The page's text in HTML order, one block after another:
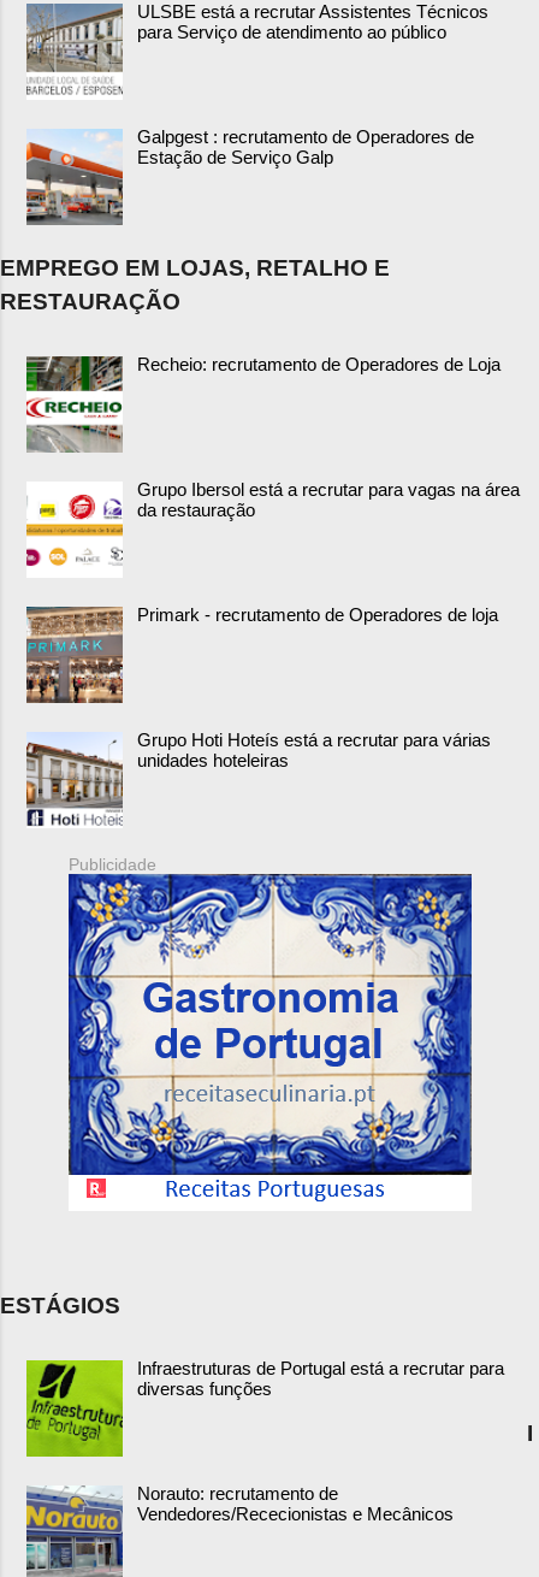
ULSBE está a recrutar Assistentes Técnicos
para Serviço de atendimento ao público
Galpgest : recrutamento de Operadores de
Estação de Serviço Galp
EMPREGO EM LOJAS, RETALHO E
RESTAURAÇÃO
Recheio: recrutamento de Operadores de Loja
Grupo Ibersol está a recrutar para vagas na área
da restauração
Primark - recrutamento de Operadores de loja
Grupo Hoti Hoteís está a recrutar para várias
unidades hoteleiras
Publicidade
ESTÁGIOS
Infraestruturas de Portugal está a recrutar para
diversas funções
Norauto: recrutamento de
Vendedores/Rececionistas e Mecânicos
I